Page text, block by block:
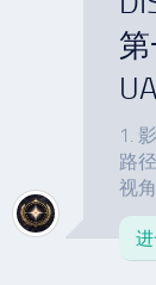
1.
路
视